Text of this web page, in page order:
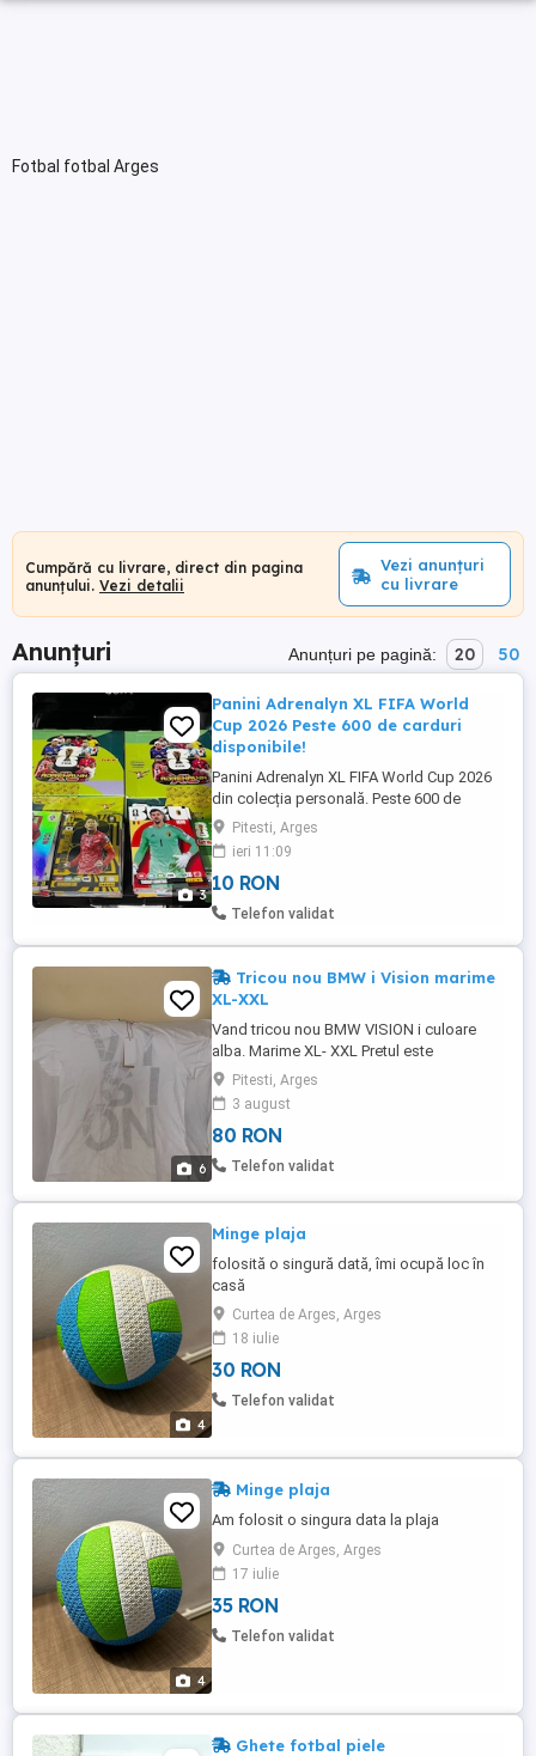
Fotbal fotbal Arges
Cumpără cu livrare, direct din pagina
anunțului. Vezi detalii
Vezi anunțuri
cu livrare
Anunțuri Anunțuri pe pagină: 20 50
3
Panini Adrenalyn XL FIFA World
Cup 2026 Peste 600 de carduri
disponibile!
Panini Adrenalyn XL FIFA World Cup 2026
din colecția personală. Peste 600 de
carduri disponibile Carduri Base, Mascot,
National Flag și multe carduri speciale
(Heroes, Icons, Fan Favourites, Goal
Machines, Golden Ballers etc.) Prețuri: *
Carduri Base 1 leu buc. * Carduri Mascot &
Pitesti, Arges
ieri 11:09
10 RON
Telefon validat
6
Tricou nou BMW i Vision marime
XL-XXL
Vand tricou nou BMW VISION i culoare
alba. Marime XL- XXL Pretul este
negociabil. Transportul este gratuit. Mai
multe informatii la telefonul din anunt.
Pitesti, Arges
3 august
80 RON
Telefon validat
4
Minge plaja
folosită o singură dată, îmi ocupă loc în
casă
Curtea de Arges, Arges
18 iulie
30 RON
Telefon validat
4
Minge plaja
Am folosit o singura data la plaja
Curtea de Arges, Arges
17 iulie
35 RON
Telefon validat
Ghete fotbal piele